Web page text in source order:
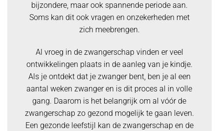
bijzondere, maar ook spannende periode aan.
Soms kan dit ook vragen en onzekerheden met
zich meebrengen.
Al vroeg in de zwangerschap vinden er veel
ontwikkelingen plaats in de aanleg van je kindje.
Als je ontdekt dat je zwanger bent, ben je al een
aantal weken zwanger en is dit proces al in volle
gang. Daarom is het belangrijk om al vóór de
zwangerschap zo gezond mogelijk te gaan leven.
Een gezonde leefstijl kan de zwangerschap en de